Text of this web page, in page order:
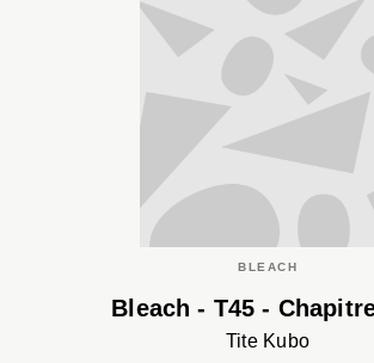
BLEACH
Bleach - T45 -
Tite Kubo